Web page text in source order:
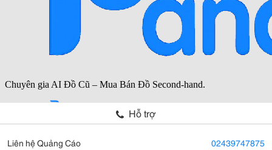
Hỗ trợ
Liên hệ Quảng Cáo 02439747875